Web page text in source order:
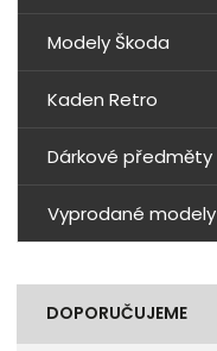
Modely Škoda
Kaden Retro
Dárkové předměty
Vyprodané modely
DOPORUČUJEME